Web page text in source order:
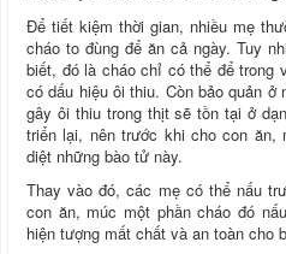
Để tiết kiệm thời gian, nhiều mẹ
cháo to đùng để ăn cả ngày. Tuy
biết, đó là cháo chỉ có thể để trong
có dấu hiệu ôi thiu. Còn bảo quản
gây ôi thiu trong thịt sẽ tồn tại ở
triển lại, nên trước khi cho con ăn,
diệt những bào tử này.
Thay vào đó, các mẹ có thể nấu
con ăn, múc một phần cháo đó
hiện tượng mất chất và an toàn cho